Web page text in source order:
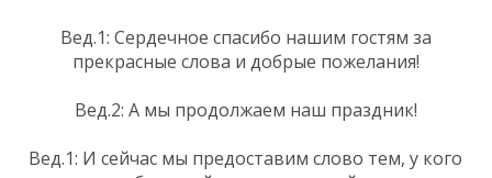
Вед.1: Сердечное спасибо нашим гостям за
прекрасные слова и добрые пожелания!
Вед.2: А мы продолжаем наш праздник!
Вед.1: И сейчас мы предоставим слово тем, у кого